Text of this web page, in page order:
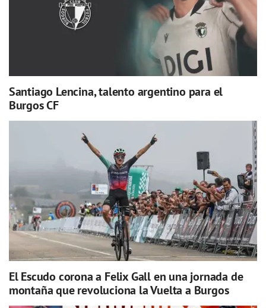
Santiago Lencina, talento argentino para el
Burgos CF
El Escudo corona a Felix Gall en una jornada de
montaña que revoluciona la Vuelta a Burgos